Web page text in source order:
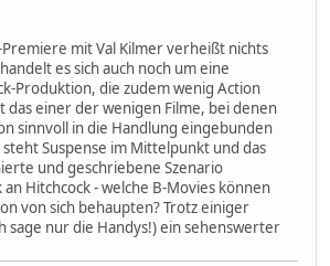
mit Val Kilmer verheißt nichts
es sich auch noch um eine
Produktion, die zudem wenig Action
das einer der wenigen Filme, bei denen
sinnvoll in die Handlung eingebunden
Suspense im Mittelpunkt und das
und geschriebene Szenario
Hitchcock - welche B-Movies können
von sich behaupten? Trotz einiger
sage nur die Handys!) ein sehenswerter